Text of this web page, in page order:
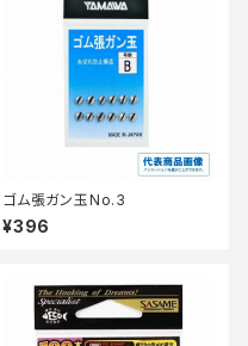
ゴム張ガン玉No.3
¥396